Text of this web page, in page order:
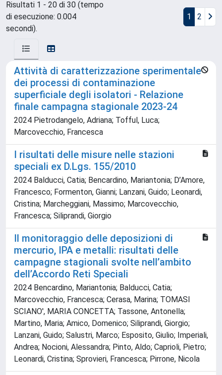
Risultati 1 - 20 di 30 (tempo
di esecuzione: 0.004
secondi).
1 2
Attività di caratterizzazione sperimentale
dei processi di contaminazione
superficiale degli isolatori - Relazione
finale campagna stagionale 2023-24
2024 Pietrodangelo, Adriana; Tofful, Luca;
Marcovecchio, Francesca
I risultati delle misure nelle stazioni
speciali ex D.Lgs. 155/2010
2024 Balducci, Catia; Bencardino, Mariantonia; D’Amore,
Francesco; Formenton, Gianni; Lanzani, Guido; Leonardi,
Cristina; Marcheggiani, Massimo; Marcovecchio,
Francesca; Siliprandi, Giorgio
Il monitoraggio delle deposizioni di
mercurio, IPA e metalli: risultati delle
campagne stagionali svolte nell’ambito
dell’Accordo Reti Speciali
2024 Bencardino, Mariantonia; Balducci, Catia;
Marcovecchio, Francesca; Cerasa, Marina; TOMASI
SCIANO', MARIA CONCETTA; Tassone, Antonella;
Martino, Maria; Amico, Domenico; Siliprandi, Giorgio;
Lanzani, Guido; Salustri, Marco; Esposito, Giulio; Imperiali,
Andrea; Nocioni, Alessandra; Pinto, Aldo; Caprioli, Pietro;
Leonardi, Cristina; Sprovieri, Francesca; Pirrone, Nicola